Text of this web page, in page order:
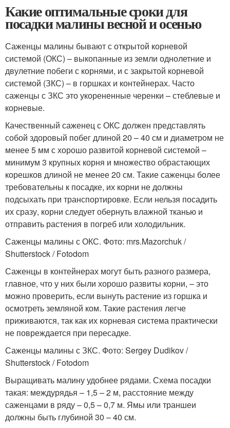
Какие оптимальные сроки для
посадки малины весной и осенью
Саженцы малины бывают с открытой корневой
системой (ОКС) – выкопанные из земли однолетние и
двулетние побеги с корнями, и с закрытой корневой
системой (ЗКС) – в горшках и контейнерах. Часто
саженцы с ЗКС это укорененные черенки – стеблевые и
корневые.
Качественный саженец с ОКС должен представлять
собой здоровый побег длиной 20 – 40 см и диаметром не
менее 5 мм с хорошо развитой корневой системой –
минимум 3 крупных корня и множество обрастающих
корешков длиной не менее 20 см. Такие саженцы более
требовательны к посадке, их корни не должны
подсыхать при транспортировке. Если нельзя посадить
их сразу, корни следует обернуть влажной тканью и
отправить растения в погреб или холодильник.
Саженцы малины с ОКС. Фото: mrs.Mazorchuk /
Shutterstock / Fotodom
Саженцы в контейнерах могут быть разного размера,
главное, что у них были хорошо развиты корни, – это
можно проверить, если вынуть растение из горшка и
осмотреть земляной ком. Такие растения легче
приживаются, так как их корневая система практически
не повреждается при пересадке.
Саженцы малины с ЗКС. Фото: Sergey Dudikov /
Shutterstock / Fotodom
Выращивать малину удобнее рядами. Схема посадки
такая: междурядья – 1,5 – 2 м, расстояние между
саженцами в ряду – 0,5 – 0,7 м. Ямы или траншеи
должны быть глубиной 30 – 40 см.